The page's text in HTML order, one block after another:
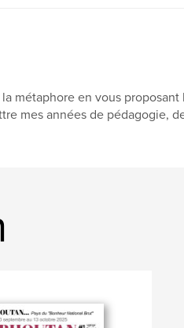
métaphore en vous
mes années de pédagogie,